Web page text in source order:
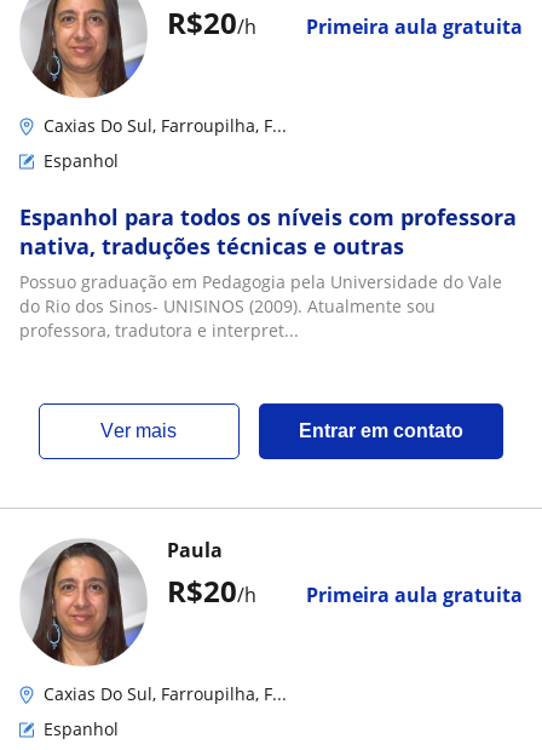
R$20/h Primeira aula gratuita
Caxias Do Sul, Farroupilha, F...
Espanhol
Espanhol para todos os níveis com professora
nativa, traduções técnicas e outras
Possuo graduação em Pedagogia pela Universidade do Vale
do Rio dos Sinos- UNISINOS (2009). Atualmente sou
professora, tradutora e interpret...
ver mais Entrar em contato
R$20/h Primeira aula gratuita
Paula
Caxias Do Sul, Farroupilha, F...
Espanhol